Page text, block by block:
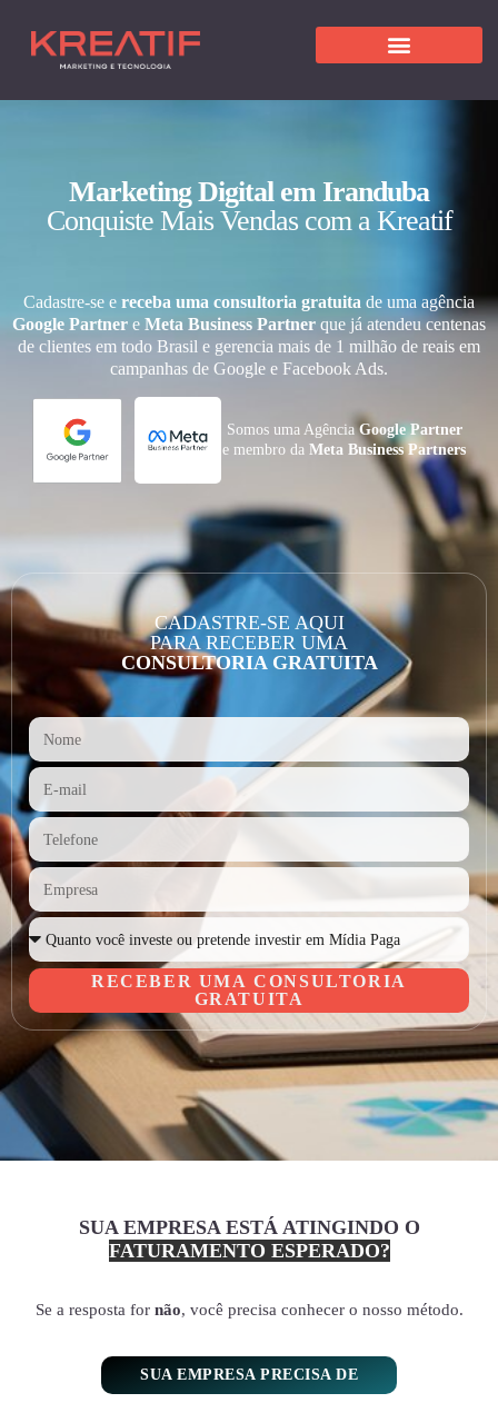
Marketing Digital em Iranduba
Conquiste Mais Vendas com a Kreatif
Cadastre-se e receba uma consultoria gratuita de uma agência
Google Partner e Meta Business Partner que já atendeu centenas
de clientes em todo Brasil e gerencia mais de 1 milhão de reais em
campanhas de Google e Facebook Ads.
Somos uma AgênciaGoogle Partner
e membro daMeta Business Partners
CADASTRE-SE AQUI
PARA RECEBER UMA
CONSULTORIA GRATUITA
RECEBER UMA CONSULTORIA
GRATUITA
SUA EMPRESA ESTÁ ATINGINDO O
FATURAMENTO ESPERADO?
Se a resposta for não, você precisa conhecer o nosso método.
SUA EMPRESA PRECISA DE